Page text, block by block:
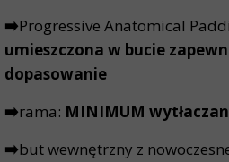
➡️Progressive Anatomical
umieszczona w bucie
dopasowanie
➡️rama: MINIMUM
➡️but wewnętrzny z